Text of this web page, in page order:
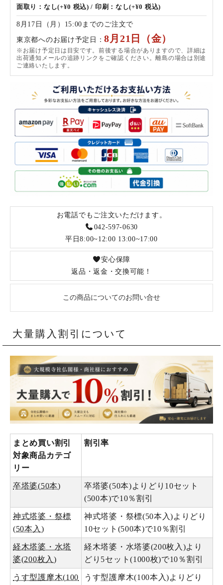
面取り：なし(+¥0 税込) / 印刷：なし(+¥0 税込)
8月17日（月）15:00までのご注文で
東京都へのお届け予定日：8月21日（金）
※お届け予定日は目安です。前後する場合がありますので、詳細は
出荷通知メールの追跡リンクをご確認ください。離島の場合は別途
ご連絡いたします。
お電話でもご注文いただけます。
042-597-0630
平日8:00~12:00 13:00~17:00
安心保障
返品・返金・交換可能！
この商品についてのお問い合せ
大量購入割引について
まとめ買い割引
対象商品カテゴ
リー
割引率
卒塔婆(50本)
卒塔婆(50本)よりどり10セット
(500本)で10％割引
神式塔婆・祭標
(50本入)
神式塔婆・祭標(50本入)よりどり
10セット(500本)で10％割引
経木塔婆・水塔
婆(200枚入)
経木塔婆・水塔婆(200枚入)より
どり5セット(1000枚)で10％割引
うす型護摩木(100 うす型護摩木(100本入)よりどり